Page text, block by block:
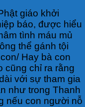
giáo khởi
báo, được hiểu
tình máu mủ
thể gánh tội
Hay bà con
cũng chỉ ra rằng
với sự tham gia
như trong Thanh
nếu con người nỗ